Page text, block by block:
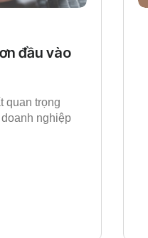
đầu vào
quan trọng
nghiệp